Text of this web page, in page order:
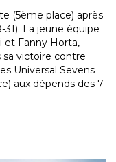
(5ème place) après
La jeune équipe
et Fanny Horta,
sa victoire contre
Universal Sevens
aux dépends des 7